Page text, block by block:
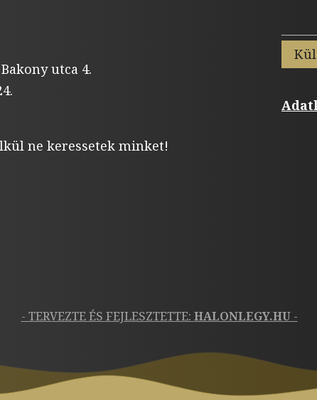
utca 4.
ne keressetek minket!
- TERVEZTE ÉS FEJLESZTETTE: HALONLEGY.HU-